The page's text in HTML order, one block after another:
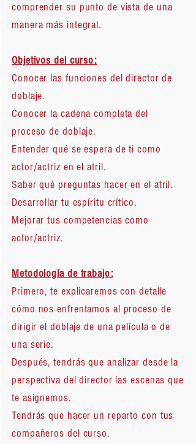
comprender su punto de vista de una
manera más integral.
Objetivos del curso:
Conocer las funciones del director de
doblaje.
Conocer la cadena completa del
proceso de doblaje.
Entender qué se espera de ti como
actor/actriz en el atril.
Saber qué preguntas hacer en el atril.
Desarrollar tu espíritu crítico.
Mejorar tus competencias como
actor/actriz.
Metodología de trabajo:
Primero, te explicaremos con detalle
cómo nos enfrentamos al proceso de
dirigir el doblaje de una película o de
una serie.
Después, tendrás que analizar desde la
perspectiva del director las escenas que
te asignemos.
Tendrás que hacer un reparto con tus
compañeros del curso.